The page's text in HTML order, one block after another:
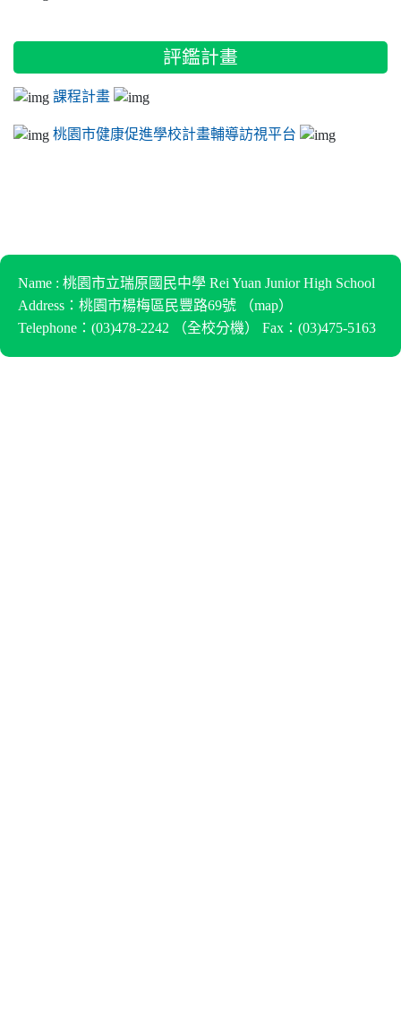
評鑑計畫
課程計畫
桃園市健康促進學校計畫輔導訪視平台
Name : 桃園市立瑞原國民中學 Rei Yuan Junior High School
Address：桃園市楊梅區民豐路69號 （map）
Telephone：(03)478-2242 （全校分機） Fax：(03)475-5163